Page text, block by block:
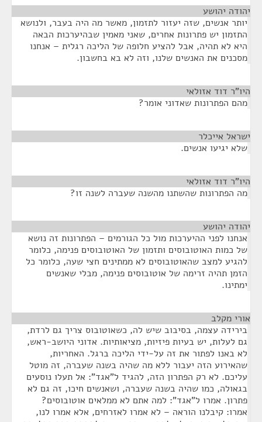
יהודה יהושע
יותר אנשים, שזה יעזור לתזמון, מאשר מה היה בעבר, ולנושא
התזמון יש פתרונות אחרים, שאני מאמין שבהיערכות הבאה
היא לא תהיה, אבל להציע חלופה של הליכה רגלית – אנחנו
מסכנים את האנשים שלנו, וזה לא בא בחשבון.
היו"ר דוד אזולאי
מהם הפתרונות שאדוני אומר?
ישראל אייכלר
שלא יגיעו אנשים.
היו"ר דוד אזולאי
מה הפתרונות שהשתנו מהשנה שעברה לשנה זו?
יהודה יהושע
אנחנו לפני ההיערכות מול כל הגורמים – הפתרונות זה נושא
של כמות האוטובוסים ותזמון של האוטובוסים פנימה, כלומר
להגיע למצב שהאוטובוסים לא ממתינים חצי שעה, כלומר כל
הזמן תהיה זרימה של אוטובוסים פנימה, מבלי שאנשים
ימתינו.
אורי מקלב
בירידה עצמה, בסיבוב שיש לה, כשאוטובוס צריך גם לרדת,
גם לעלות, יש בעיות פיזיות, מציאותיות. אדוני היושב-ראש,
לא באנו לפתור את זה על-ידי הליכה ברגל. האחריות,
שהאירוע הזה יעבור ללא מה שהיה בשנה שעברה, זה מוטל
עליכם. לא רק הפתרון הזה, להגיד ל"אגד": אל תעלו נוסעים
בגאולה, כמו שהיה בשנה שעברה, ושאנשים חיכו, זה גם לא
פתרון. אמרו ל"אגד": למה אתם לא ממלאים אוטובוסים?
אמרו: קיבלנו הוראה – לא אמרו לאזרחים, אלא אמרו לנו,